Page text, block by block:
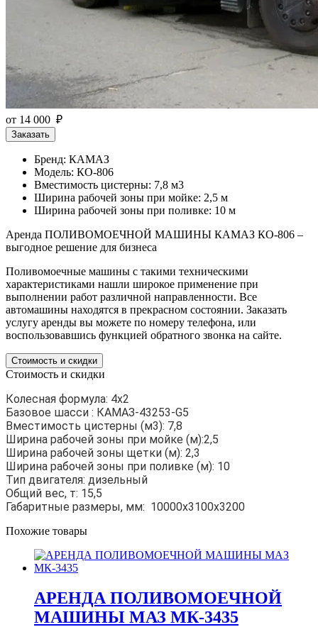
от 14 000 ₽
Заказать
Бренд: КАМАЗ
Модель: КО-806
Вместимость цистерны: 7,8 м3
Ширина рабочей зоны при мойке: 2,5 м
Ширина рабочей зоны при поливке: 10 м
Аренда ПОЛИВОМОЕЧНОЙ МАШИНЫ КАМАЗ КО-806 –
выгодное решение для бизнеса
Поливомоечные машины с такими техническими
характеристиками нашли широкое применение при
выполнении работ различной направленности. Все
автомашины находятся в прекрасном состоянии. Заказать
услугу аренды вы можете по номеру телефона, или
воспользовавшись функцией обратного звонка на сайте.
Стоимость и скидки
Стоимость и скидки
Колесная формула: 4х2
Базовое шасси : КАМАЗ-43253-G5
Вместимость цистерны (м3): 7,8
Ширина рабочей зоны при мойке (м):2,5
Ширина рабочей зоны щетки (м): 2,3
Ширина рабочей зоны при поливке (м): 10
Тип двигателя: дизельный
Общий вес, т: 15,5
Габаритные размеры, мм: 10000х3100х3200
Похожие товары
АРЕНДА ПОЛИВОМОЕЧНОЙ
МАШИНЫ МАЗ МК-3435